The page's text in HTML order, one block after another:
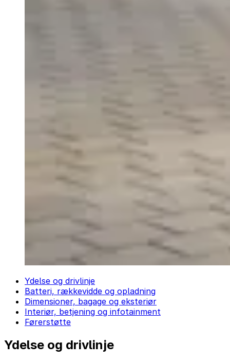
Ydelse og drivlinje
Batteri, rækkevidde og opladning
Dimensioner, bagage og eksteriør
Interiør, betjening og infotainment
Førerstøtte
Ydelse og drivlinje